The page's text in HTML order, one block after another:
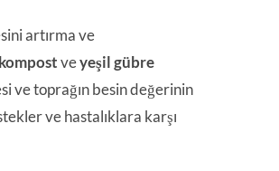
artırma ve
kompostveyeşil gübre
ve toprağın besin değerinin
ve hastalıklara karşı